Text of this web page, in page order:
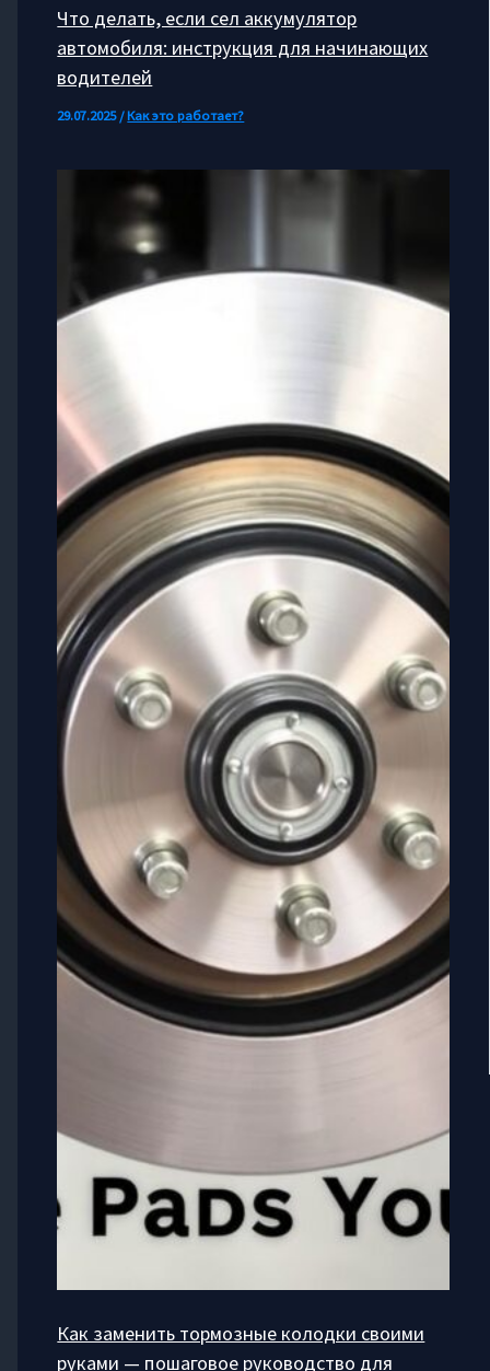
Что делать, если сел аккумулятор
автомобиля: инструкция для начинающих
водителей
29.07.2025/Как это работает?
Как заменить тормозные колодки своими
руками — пошаговое руководство для